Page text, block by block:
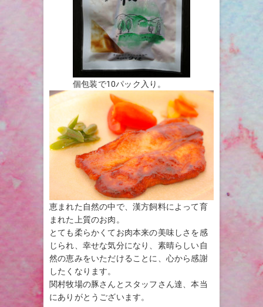
個包装で10パック入り。
恵まれた自然の中で、漢方飼料によって育
まれた上質のお肉。
とても柔らかくてお肉本来の美味しさを感
じられ、幸せな気分になり、素晴らしい自
然の恵みをいただけることに、心から感謝
したくなります。
関村牧場の豚さんとスタッフさん達、本当
にありがとうございます。